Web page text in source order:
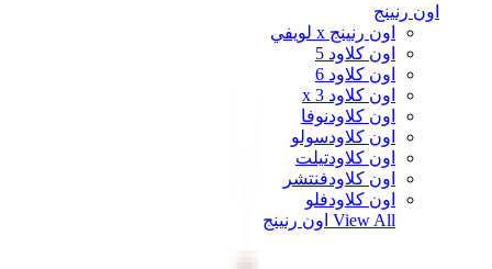
اون رنينج
اون رنينج x لويفي
اون كلاود 5
اون كلاود 6
اون كلاود x 3
اون كلاودنوفا
اون كلاودسولو
اون كلاودتيلت
اون كلاودفنتشر
اون كلاودفلو
View All اون رنينج